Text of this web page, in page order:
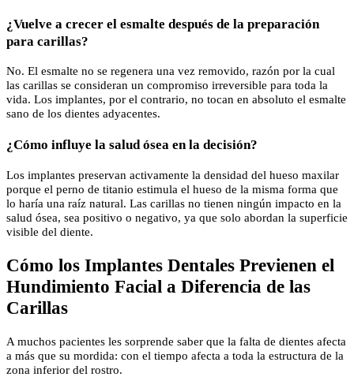
¿Vuelve a crecer el esmalte después de la preparación
para carillas?
No. El esmalte no se regenera una vez removido, razón por la cual
las carillas se consideran un compromiso irreversible para toda la
vida. Los implantes, por el contrario, no tocan en absoluto el esmalte
sano de los dientes adyacentes.
¿Cómo influye la salud ósea en la decisión?
Los implantes preservan activamente la densidad del hueso maxilar
porque el perno de titanio estimula el hueso de la misma forma que
lo haría una raíz natural. Las carillas no tienen ningún impacto en la
salud ósea, sea positivo o negativo, ya que solo abordan la superficie
visible del diente.
Cómo los Implantes Dentales Previenen el
Hundimiento Facial a Diferencia de las
Carillas
A muchos pacientes les sorprende saber que la falta de dientes afecta
a más que su mordida: con el tiempo afecta a toda la estructura de la
zona inferior del rostro.